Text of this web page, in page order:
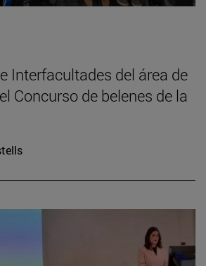
Interfacultades del área de
Concurso de belenes de la